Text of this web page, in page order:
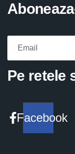
Pe retele
Facebook